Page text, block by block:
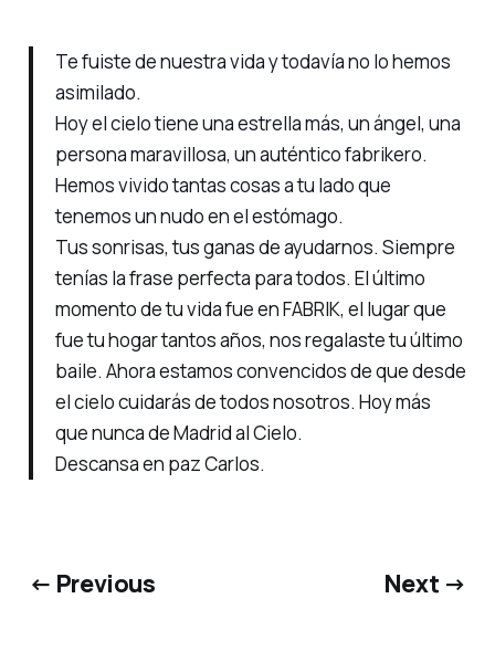
Te fuiste de nuestra vida y todavía no lo hemos
asimilado.
Hoy el cielo tiene una estrella más, un ángel, una
persona maravillosa, un auténtico fabrikero.
Hemos vivido tantas cosas a tu lado que
tenemos un nudo en el estómago.
Tus sonrisas, tus ganas de ayudarnos. Siempre
tenías la frase perfecta para todos. El último
momento de tu vida fue en FABRIK, el lugar que
fue tu hogar tantos años, nos regalaste tu último
baile. Ahora estamos convencidos de que desde
el cielo cuidarás de todos nosotros. Hoy más
que nunca de Madrid al Cielo.
Descansa en paz Carlos.
← Previous Next →